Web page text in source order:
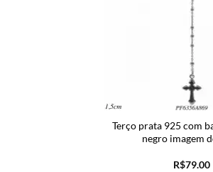
Terço prata 925 com
negro imagem
R$79.00